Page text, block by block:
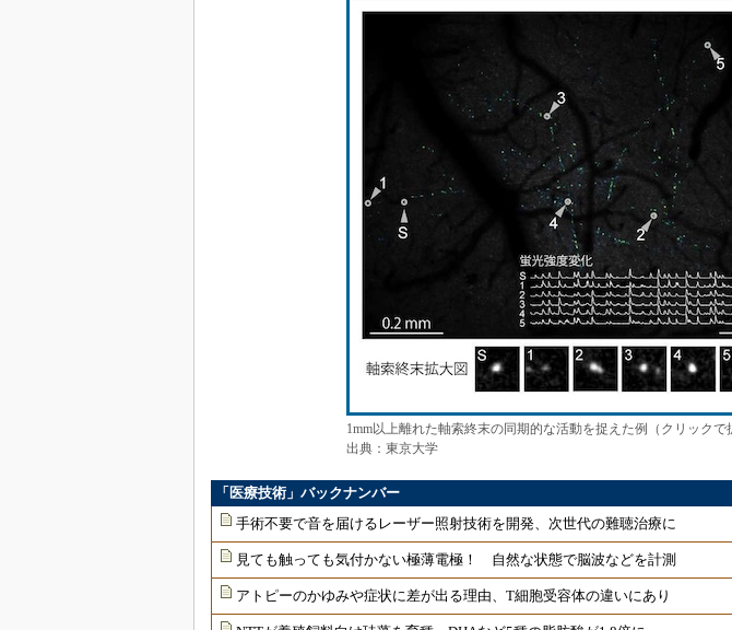
1mm以上離れた軸索終末の同期的な活動を捉えた例（クリックで
出典：東京大学
「医療技術」バックナンバー
手術不要で音を届けるレーザー照射技術を開発、次世代の難聴治療に
見ても触っても気付かない極薄電極！ 自然な状態で脳波などを計測
アトピーのかゆみや症状に差が出る理由、T細胞受容体の違いにあり